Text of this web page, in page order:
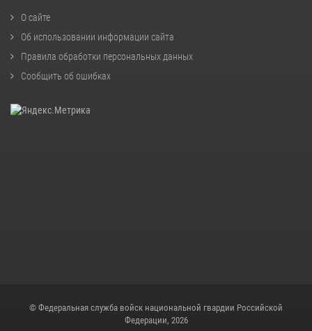
О сайте
Об использовании информации сайта
Правила обработки персональных данных
Сообщить об ошибках
© Федеральная служба войск национальной гвардии Российской
Федерации, 2026